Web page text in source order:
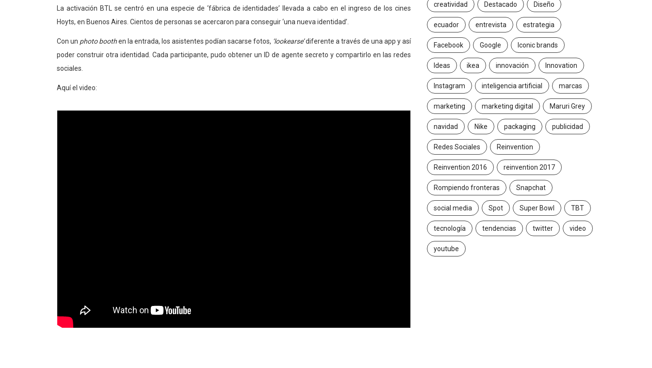
La activación BTL se centró en una especie de ‘fábrica de identidades’ llevada a cabo en el ingreso de los cines
Hoyts, en Buenos Aires. Cientos de personas se acercaron para conseguir ‘una nueva identidad’.
Con un photo boothen la entrada, los asistentes podían sacarse fotos, ‘lookearse’diferente a través de una app y así
poder construir otra identidad. Cada participante, pudo obtener un ID de agente secreto y compartirlo en las redes
sociales.
Aquí el video:
creatividad Destacado Diseño
ecuador entrevista estrategia
Facebook Google Iconic brands
Ideas ikea innovación Innovation
Instagram inteligencia artificial marcas
marketing marketing digital Maruri Grey
navidad Nike packaging publicidad
Redes Sociales Reinvention
Reinvention 2016 reinvention 2017
Rompiendo fronteras Snapchat
social media Spot Super Bowl TBT
tecnología tendencias twitter video
youtube